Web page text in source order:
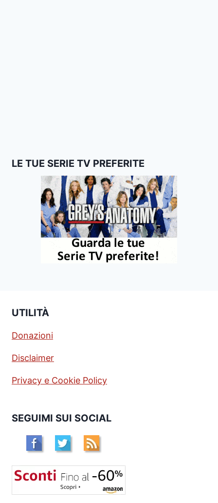
LE TUE SERIE TV PREFERITE
UTILITÀ
Donazioni
Disclaimer
Privacy e Cookie Policy
SEGUIMI SUI SOCIAL